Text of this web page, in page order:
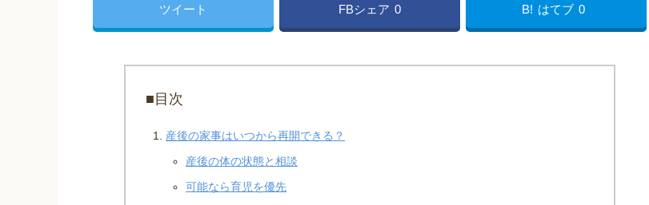
ツイート FBシェア 0 B! はてブ 0
■目次
産後の家事はいつから再開できる？
産後の体の状態と相談
可能なら育児を優先